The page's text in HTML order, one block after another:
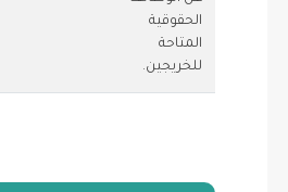
الحقوقية
المتاحة
للخريجين.